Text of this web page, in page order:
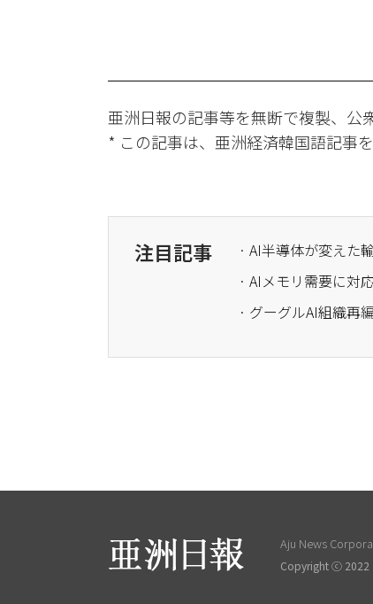
亜洲日報の記事等を無断で複製、公
* この記事は、亜洲経済韓国語記事
注目記事
· AI半導体が変えた
· AIメモリ需要に対
· グーグルAI組織再
Aju News
Copyright ⓒ 2022